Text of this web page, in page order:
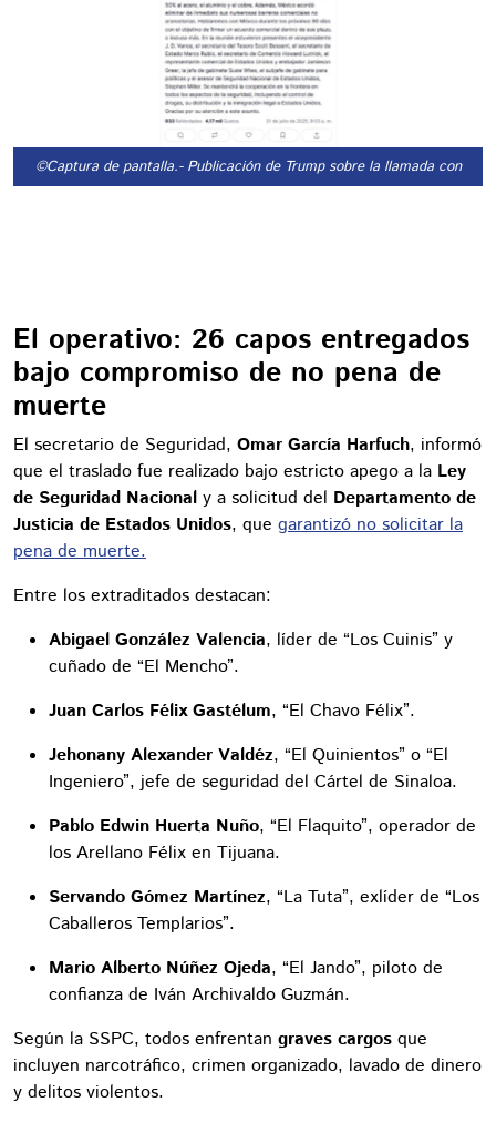
©Captura de pantalla.- Publicación de Trump sobre la llamada con
El operativo: 26 capos entregados
bajo compromiso de no pena de
muerte
El secretario de Seguridad, Omar García Harfuch, informó
que el traslado fue realizado bajo estricto apego a la Ley
de Seguridad Nacional y a solicitud del Departamento de
Justicia de Estados Unidos, que garantizó no solicitar la
pena de muerte.
Entre los extraditados destacan:
Abigael González Valencia, líder de “Los Cuinis” y
cuñado de “El Mencho”.
Juan Carlos Félix Gastélum, “El Chavo Félix”.
Jehonany Alexander Valdéz, “El Quinientos” o “El
Ingeniero”, jefe de seguridad del Cártel de Sinaloa.
Pablo Edwin Huerta Nuño, “El Flaquito”, operador de
los Arellano Félix en Tijuana.
Servando Gómez Martínez, “La Tuta”, exlíder de “Los
Caballeros Templarios”.
Mario Alberto Núñez Ojeda, “El Jando”, piloto de
confianza de Iván Archivaldo Guzmán.
Según la SSPC, todos enfrentan graves cargos que
incluyen narcotráfico, crimen organizado, lavado de dinero
y delitos violentos.